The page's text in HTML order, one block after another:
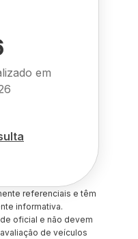
em
referenciais e têm
informativa.
oficial e não devem
de veículos